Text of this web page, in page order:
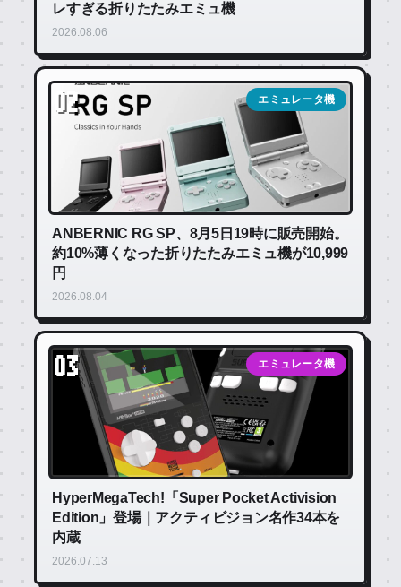
レすぎる折りたたみエミュ機
2026.08.06
02 エミュレータ機
ANBERNIC RG SP、8月5日19時に販売開始。
約10%薄くなった折りたたみエミュ機が10,999
円
2026.08.04
03 エミュレータ機
HyperMegaTech!「Super Pocket Activision
Edition」登場｜アクティビジョン名作34本を
内蔵
2026.07.13